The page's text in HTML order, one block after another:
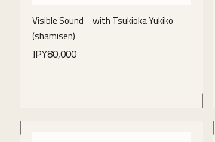
Visible Sound with Tsukioka Yukiko
(shamisen)
JPY80,000